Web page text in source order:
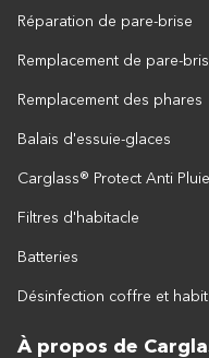
Réparation de pare-brise
Remplacement de pare-
Remplacement des phares
Balais d'essuie-glaces
Carglass® Protect Anti
Filtres d'habitacle
Batteries
Désinfection coffre et
À propos de